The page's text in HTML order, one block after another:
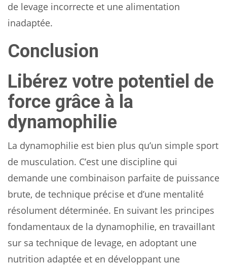
de levage incorrecte et une alimentation
inadaptée.
Conclusion
Libérez votre potentiel de
force grâce à la
dynamophilie
La dynamophilie est bien plus qu’un simple sport
de musculation. C’est une discipline qui
demande une combinaison parfaite de puissance
brute, de technique précise et d’une mentalité
résolument déterminée. En suivant les principes
fondamentaux de la dynamophilie, en travaillant
sur sa technique de levage, en adoptant une
nutrition adaptée et en développant une